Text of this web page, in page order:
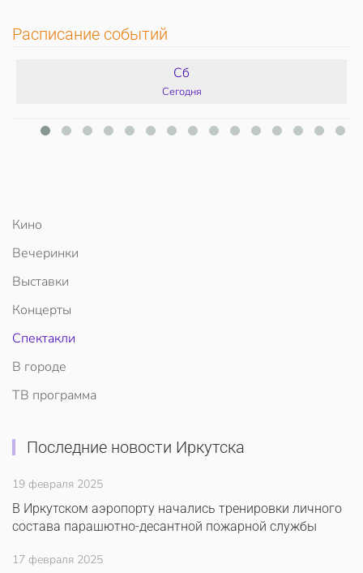
Расписание событий
Сб
Сегодня
Кино
Вечеринки
Выставки
Концерты
Спектакли
В городе
ТВ программа
Последние новости Иркутска
19 февраля 2025
В Иркутском аэропорту начались тренировки личного
состава парашютно-десантной пожарной службы
17 февраля 2025